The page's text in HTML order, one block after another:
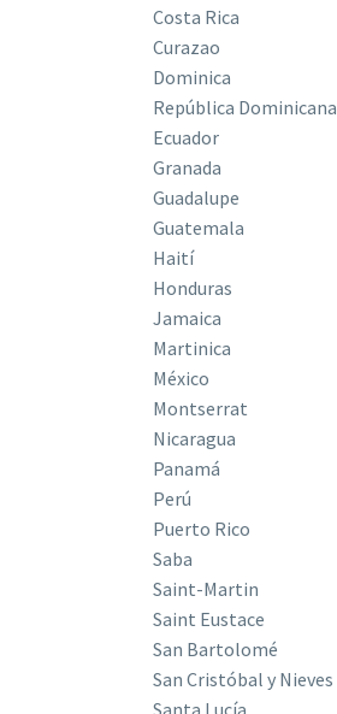
Costa Rica
Curazao
Dominica
República Dominicana
Ecuador
Granada
Guadalupe
Guatemala
Haití
Honduras
Jamaica
Martinica
México
Montserrat
Nicaragua
Panamá
Perú
Puerto Rico
Saba
Saint-Martin
Saint Eustace
San Bartolomé
San Cristóbal y Nieves
Santa Lucía